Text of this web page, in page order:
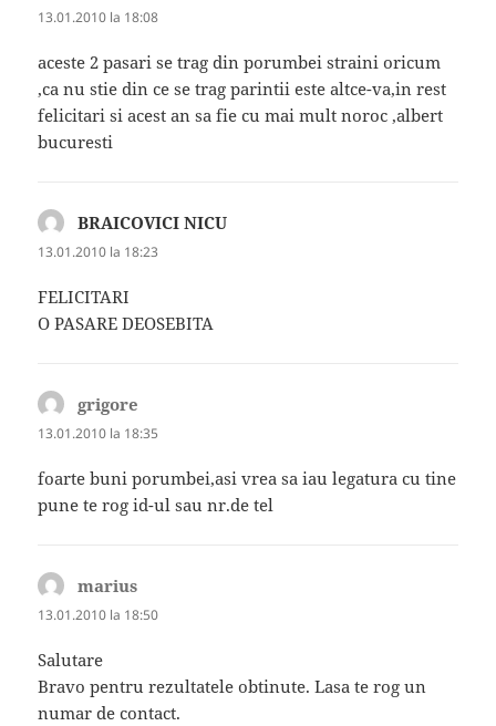
13.01.2010 la 18:08
aceste 2 pasari se trag din porumbei straini oricum
,ca nu stie din ce se trag parintii este altce-va,in rest
felicitari si acest an sa fie cu mai mult noroc ,albert
bucuresti
BRAICOVICI NICU
13.01.2010 la 18:23
FELICITARI
O PASARE DEOSEBITA
grigore
13.01.2010 la 18:35
foarte buni porumbei,asi vrea sa iau legatura cu tine
pune te rog id-ul sau nr.de tel
marius
13.01.2010 la 18:50
Salutare
Bravo pentru rezultatele obtinute. Lasa te rog un
numar de contact.